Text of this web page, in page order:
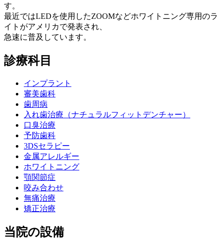
す。
最近ではLEDを使用したZOOMなどホワイトニング専用のラ
イトがアメリカで発表され、
急速に普及しています。
診療科目
インプラント
審美歯科
歯周病
入れ歯治療 （ナチュラルフィットデンチャー）
口臭治療
予防歯科
3DSセラピー
金属アレルギー
ホワイトニング
顎関節症
咬み合わせ
無痛治療
矯正治療
当院の設備